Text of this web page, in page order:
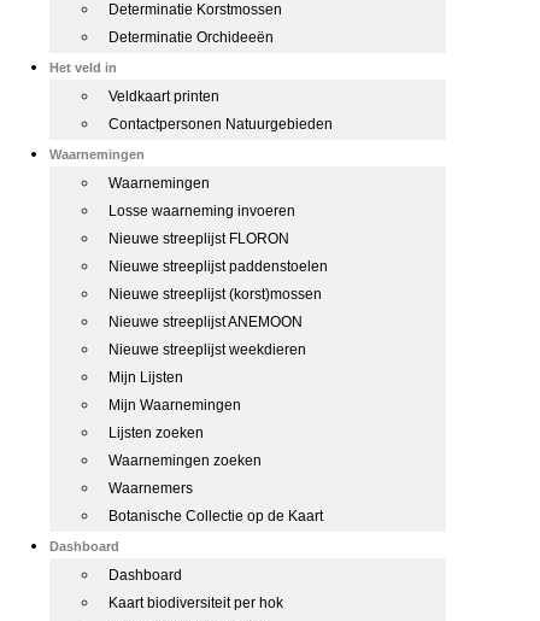
Determinatie Korstmossen
Determinatie Orchideeën
Het veld in
Veldkaart printen
Contactpersonen Natuurgebieden
Waarnemingen
Waarnemingen
Losse waarneming invoeren
Nieuwe streeplijst FLORON
Nieuwe streeplijst paddenstoelen
Nieuwe streeplijst (korst)mossen
Nieuwe streeplijst ANEMOON
Nieuwe streeplijst weekdieren
Mijn Lijsten
Mijn Waarnemingen
Lijsten zoeken
Waarnemingen zoeken
Waarnemers
Botanische Collectie op de Kaart
Dashboard
Dashboard
Kaart biodiversiteit per hok